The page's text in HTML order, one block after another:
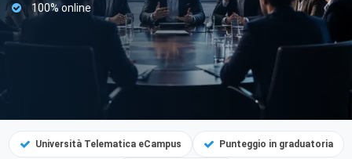
100% online
Università Telematica eCampus Punteggio in graduatoria